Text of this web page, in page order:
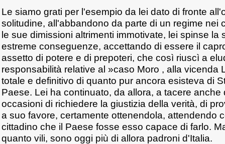
Le siamo grati per l'esempio da lei dato di fronte
solitudine, all'abbandono da parte di un regime nei
le sue dimissioni altrimenti immotivate, lei spinse la
estreme conseguenze, accettando di essere il
assetto di potere e di prepoteri, che così riuscì a
responsabilità relative al »caso Moro , alla vicenda
totale e definitivo di quanto pur ancora esisteva di
Paese. Lei ha continuato, da allora, a tacere anche
occasioni di richiedere la giustizia della verità, di
a suo favore, certamente ottenendola, attendendo
cittadino che il Paese fosse esso capace di farlo.
quanto vili, sono oggi più di allora padroni d'Italia.